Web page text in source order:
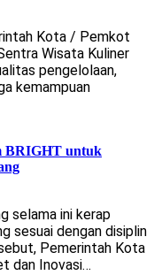
Kota / Pemkot
Wisata Kuliner
pengelolaan,
kemampuan
BRIGHT untuk
selama ini kerap
sesuai dengan disiplin
Pemerintah Kota
dan Inovasi…